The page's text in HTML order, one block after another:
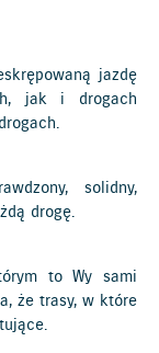
jazdę
jak i drogach
solidny,
drogę.
to Wy sami
że trasy, w które